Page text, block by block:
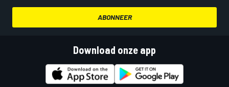
ABONNEER
Download onze app